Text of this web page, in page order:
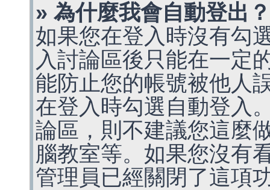
» 為什麼我會自動登出？
如果您在登入時沒有勾
入討論區後只能在一定
能防止您的帳號被他人
在登入時勾選自動登入
論區，則不建議您這麼
腦教室等。如果您沒有
管理員已經關閉了這項